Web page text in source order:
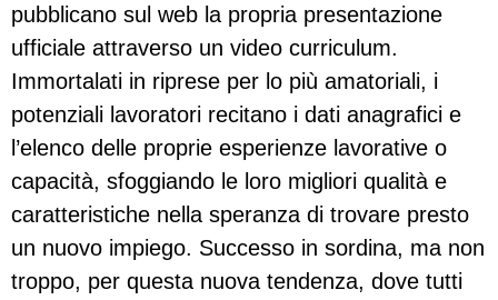
pubblicano sul web la propria presentazione
ufficiale attraverso un video curriculum.
Immortalati in riprese per lo più amatoriali, i
potenziali lavoratori recitano i dati anagrafici e
l’elenco delle proprie esperienze lavorative o
capacità, sfoggiando le loro migliori qualità e
caratteristiche nella speranza di trovare presto
un nuovo impiego. Successo in sordina, ma non
troppo, per questa nuova tendenza, dove tutti